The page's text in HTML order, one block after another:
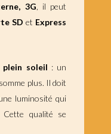
3G, il peut
SD et Express
soleil : un
plus. Il doit
luminosité qui
Cette qualité se